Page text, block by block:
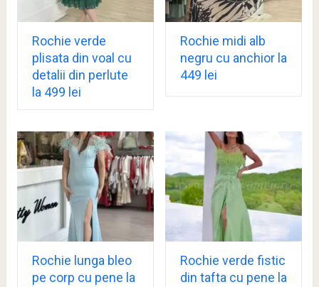
Rochie verde
plisata din voal cu
detalii din perlute
la 499 lei
Rochie midi alb
negru cu anchior la
449 lei
Rochie lunga bleo
pe corp cu pene la
Rochie verde fistic
din tafta cu pene la